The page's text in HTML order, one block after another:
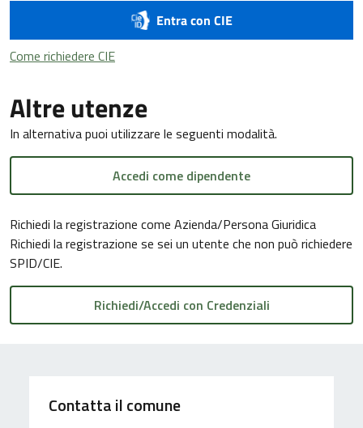
Entra con CIE
Come richiedere CIECome richiedere CIE
Altre utenze
In alternativa puoi utilizzare le seguenti modalità.
Accedi come dipendente
Richiedi la registrazione come Azienda/Persona Giuridica
Richiedi la registrazione se sei un utente che non può richiedere
SPID/CIE.
Contatta il comune